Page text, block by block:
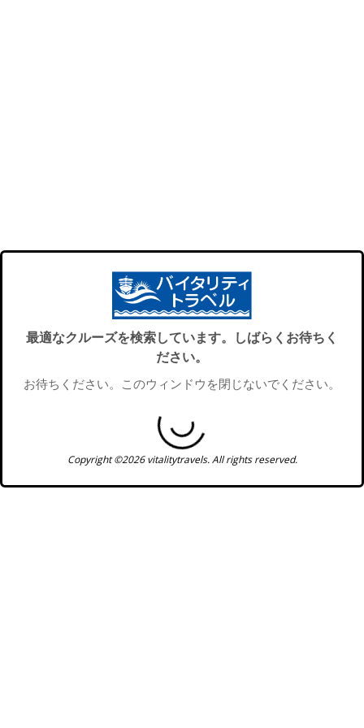
最適なクルーズを検索しています。しばらくお待ちく
ださい。
お待ちください。このウィンドウを閉じないでください。
Copyright ©2026 vitalitytravels. All rights reserved.